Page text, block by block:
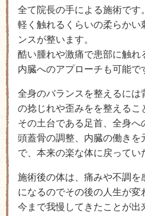
全て院長の手による施術です。
軽く触れるくらいの柔らかい
ンスが整います。
酷い腫れや激痛で患部に触れ
内臓へのアプローチも可能で
全身のバランスを整えるには
の捻じれや歪みをを整えるこ
その土台である足首、全身へ
頭蓋骨の調整、内臓の働きを
で、本来の楽な体に戻ってい
施術後の体は、痛みや不調を
になるのでその後の人生が変
今まで我慢してきたことが出